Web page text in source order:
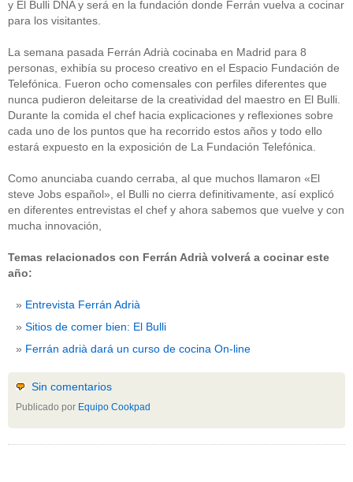
y El Bulli DNA y será en la fundación donde Ferrán vuelva a cocinar
para los visitantes.
La semana pasada Ferrán Adrià cocinaba en Madrid para 8
personas, exhibía su proceso creativo en el Espacio Fundación de
Telefónica. Fueron ocho comensales con perfiles diferentes que
nunca pudieron deleitarse de la creatividad del maestro en El Bulli.
Durante la comida el chef hacia explicaciones y reflexiones sobre
cada uno de los puntos que ha recorrido estos años y todo ello
estará expuesto en la exposición de La Fundación Telefónica.
Como anunciaba cuando cerraba, al que muchos llamaron «El
steve Jobs español», el Bulli no cierra definitivamente, así explicó
en diferentes entrevistas el chef y ahora sabemos que vuelve y con
mucha innovación,
Temas relacionados con Ferrán Adrià volverá a cocinar este
año:
Entrevista Ferrán Adrià
Sitios de comer bien: El Bulli
Ferrán adrià dará un curso de cocina On-line
Sin comentarios
Publicado por Equipo Cookpad